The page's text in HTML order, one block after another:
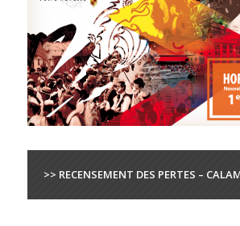
>> RECENSEMENT DES PERTES –